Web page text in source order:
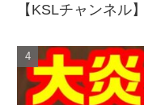
【KSLチャンネル】